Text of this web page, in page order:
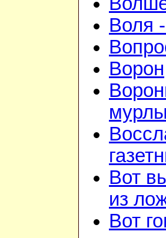
Воля
Ворон
Вот
из
Вот